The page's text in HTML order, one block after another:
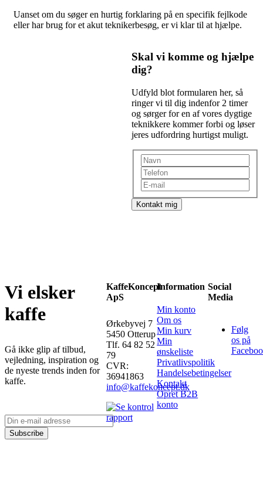
Uanset om du søger en hurtig forklaring på en specifik fejlkode
eller har brug for et akut teknikerbesøg, er vi klar til at hjælpe.
Skal vi komme og hjælpe
dig?
Udfyld blot formularen her, så
ringer vi til dig indenfor 2 timer
og sørger for en af vores dygtige
teknikkere kommer forbi og løser
jeres udfordring hurtigst muligt.
Kontakt mig
Vi elsker
kaffe
Gå ikke glip af tilbud,
vejledning, inspiration og
de nyeste trends inden for
kaffe.
Subscribe
KaffeKoncept
ApS
Ørkebyvej 7
5450 Otterup
Tlf. 64 82 52
79
CVR:
36941863
info@kaffekoncept.dk
Information
Min konto
Om os
Min kurv
Min
ønskeliste
Privatlivspolitik
Handelsebetingelser
Kontakt
Opret B2B
konto
Social
Media
Følg
os på